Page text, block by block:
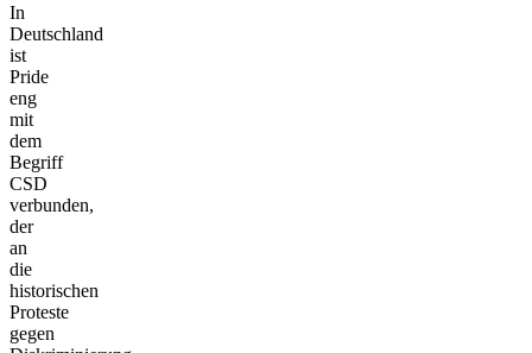
In
Deutschland
ist
Pride
eng
mit
dem
Begriff
CSD
verbunden,
der
an
die
historischen
Proteste
gegen